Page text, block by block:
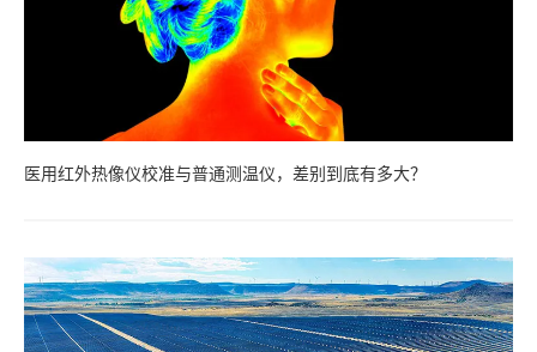
医用红外热像仪校准与普通测温仪，差别到底有多大？